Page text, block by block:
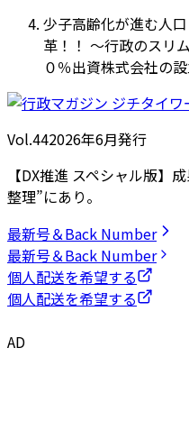
少子高齢化が進む人
革！！ ～行政のスリ
０％出資株式会社の
Vol.442026年6月発行
【DX推進 スペシャル版】
整理”にあり。
最新号＆Back Number
最新号＆Back Number
個人配送を希望する
個人配送を希望する
AD